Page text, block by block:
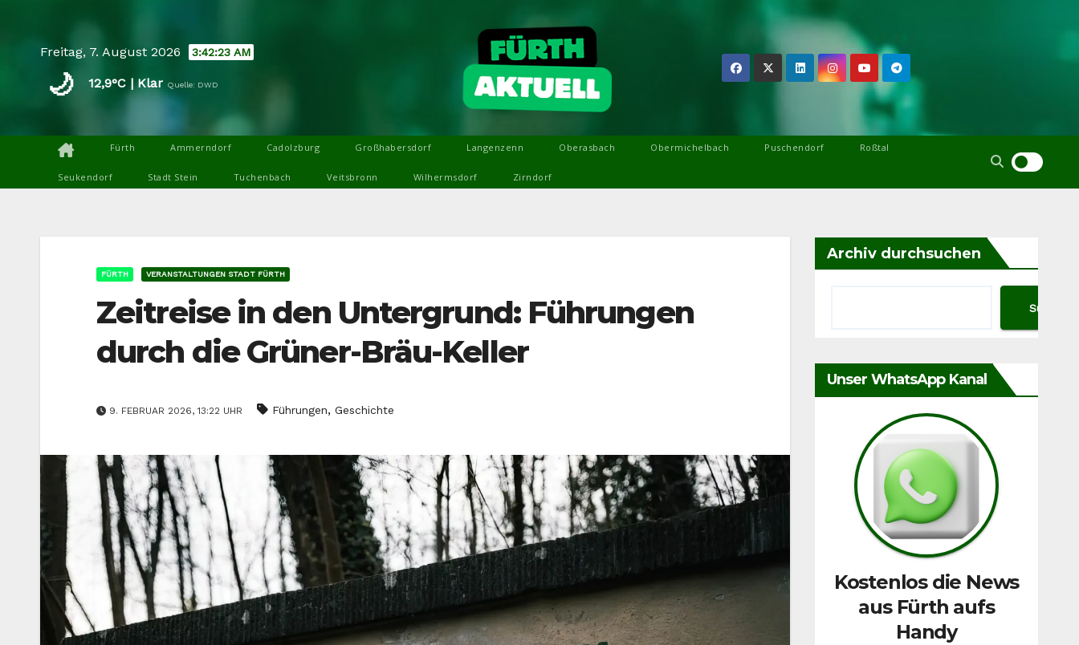
contentFreitag, 7. August 2026 3:42:24 AM
🌙 12,9°C | Klar Quelle: DWD
Fürth Ammerndorf Cadolzburg Großhabersdorf Langenzenn Oberasbach Obermichelbach Puschendorf Roßtal
Seukendorf Stadt Stein Tuchenbach Veitsbronn Wilhermsdorf Zirndorf
FÜRTH VERANSTALTUNGEN STADT FÜRTH
Zeitreise in den Untergrund: Führungen
durch die Grüner-Bräu-Keller
9. FEBRUAR 2026, 13:22 UHR Führungen, Geschichte
Archiv durchsuchen
Suchen
Unser WhatsApp Kanal
Kostenlos die News
aus Fürth aufs
Handy